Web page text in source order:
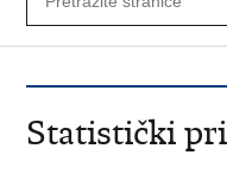
Statistički